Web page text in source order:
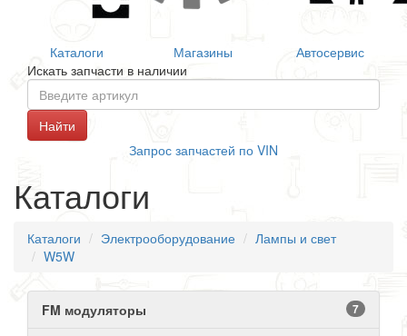
Каталоги Магазины
Автосервис
Искать запчасти в наличии
Запрос запчастей по VIN
Каталоги
Каталоги Электрооборудование
Лампы и свет
W5W
FM модуляторы 7